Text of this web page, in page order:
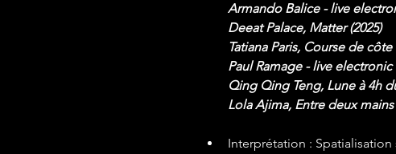
Armando Balice - live
Deeat Palace, Matter (2025)
Tatiana Paris, Course de côte
Paul Ramage - live
Qing Qing Teng, Lune à 4h
Lola Ajima, Entre deux
Interprétation :